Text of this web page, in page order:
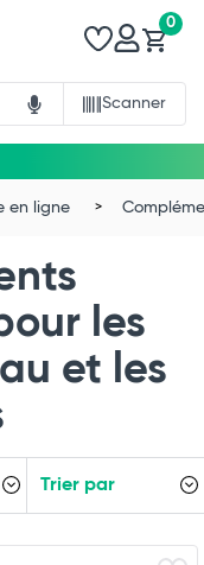
Scanner
0
en ligne
les
et les
Trier par